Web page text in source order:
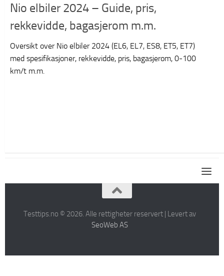
Nio elbiler 2024 – Guide, pris,
rekkevidde, bagasjerom m.m.
Oversikt over Nio elbiler 2024 (EL6, EL7, ES8, ET5, ET7)
med spesifikasjoner, rekkevidde, pris, bagasjerom, 0-100
km/t m.m.
Testtips.no © 2026. Alle rettigheter reservert | Levert av
SeoWeb AS